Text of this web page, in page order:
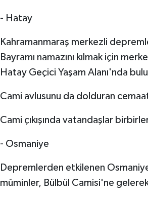
- Hatay
Kahramanmaraş merkezli
Bayramı namazını kılmak için
Hatay Geçici Yaşam Alanı'nda
Cami avlusunu da dolduran
Cami çıkışında vatandaşlar
- Osmaniye
Depremlerden etkilenen
müminler, Bülbül Camisi'ne